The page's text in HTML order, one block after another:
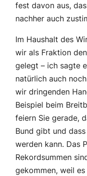
fest davon aus,
nachher auch
Im Haushalt des
wir als Fraktion
gelegt – ich sagte
natürlich auch
wir dringenden
Beispiel beim
feiern Sie gerade,
Bund gibt und
werden kann. Das
Rekordsummen
gekommen, weil